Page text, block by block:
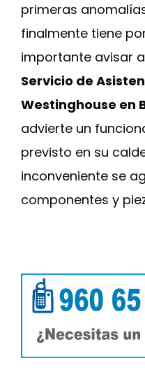
primeras
finalmente tiene
importante avisar a
Servicio de
Westinghouse en
advierte un
previsto en su
inconveniente se
componentes y